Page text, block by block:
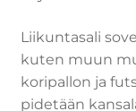
Liikuntasali
kuten muun
koripallon ja
pidetään